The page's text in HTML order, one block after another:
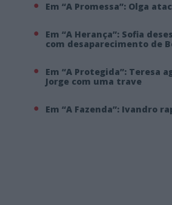
Em “A Promessa”: Olga
Em “A Herança”: Sofia
com desaparecimento de
Em “A Protegida”: Teresa
Jorge com uma trave
Em “A Fazenda”: Ivandro